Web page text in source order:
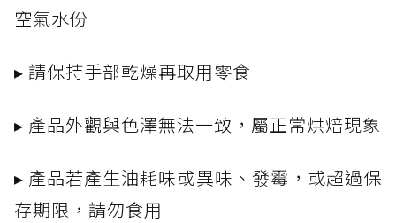
空氣水份
▸ 請保持手部乾燥再取用零食
▸ 產品外觀與色澤無法一致，屬正常烘焙現象
▸ 產品若產生油耗味或異味、發霉，或超過保
存期限，請勿食用